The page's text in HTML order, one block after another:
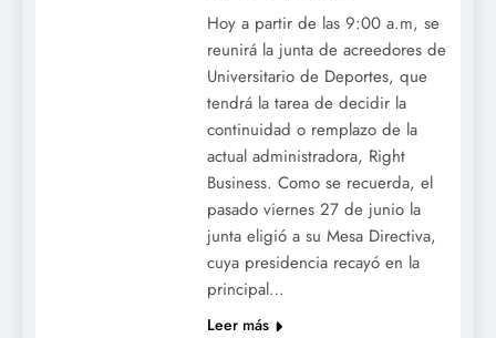
Hoy a partir de las 9:00 a.m, se
reunirá la junta de acreedores de
Universitario de Deportes, que
tendrá la tarea de decidir la
continuidad o remplazo de la
actual administradora, Right
Business. Como se recuerda, el
pasado viernes 27 de junio la
junta eligió a su Mesa Directiva,
cuya presidencia recayó en la
principal…
Leer más